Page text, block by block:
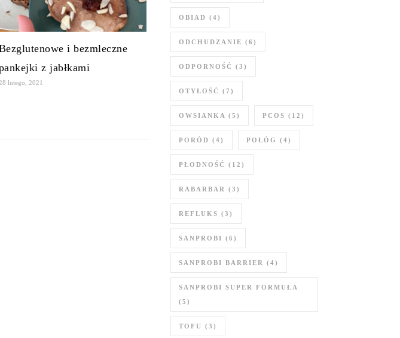
i bezmleczne
z jabłkami
lutego, 2021
OBIAD (4)
ODCHUDZANIE (6)
ODPORNOŚĆ (3)
OTYŁOŚĆ (7)
OWSIANKA (5) PCOS (12)
PORÓD (4) POŁÓG (4)
PŁODNOŚĆ (12)
RABARBAR (3)
REFLUKS (3)
SANPROBI (6)
SANPROBI BARRIER (4)
SANPROBI SUPER FORMUŁA
(5)
TOFU (3)